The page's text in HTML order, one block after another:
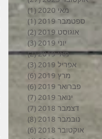
מאי 2020
(1)
פוסט 1
ספטמבר 2019
(1)
אוגוסט 2019
(2)
יוני 2019
(3)
מאי 2019
(2)
2 פוסטים
אפריל 2019
(3)
מרץ 2019
(6)
פברואר 2019
(6)
ינואר 2019
(7)
דצמבר 2018
(7)
נובמבר 2018
(8)
אוקטובר 2018
(6)